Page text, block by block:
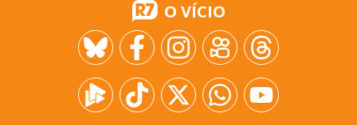
O VÍCIO